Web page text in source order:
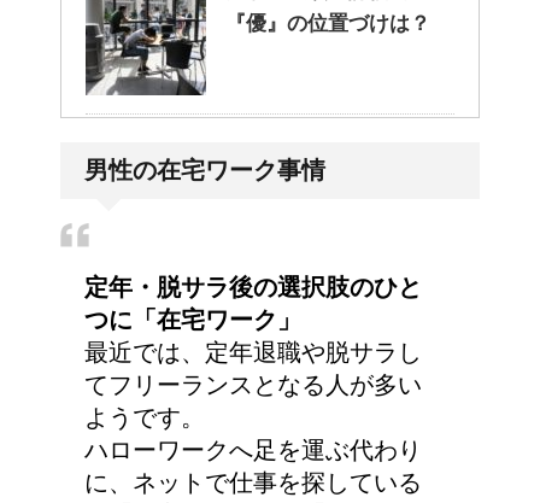
『優』の位置づけは？
の違和感の原因は「肩こ
男性の在宅ワーク事情
定年・脱サラ後の選択肢のひと
つに「在宅ワーク」
最近では、定年退職や脱サラし
てフリーランスとなる人が多い
ようです。
ハローワークへ足を運ぶ代わり
に、ネットで仕事を探している